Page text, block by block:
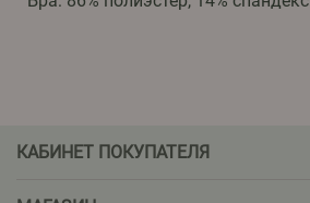
КАБИНЕТ ПОКУПАТЕЛЯ